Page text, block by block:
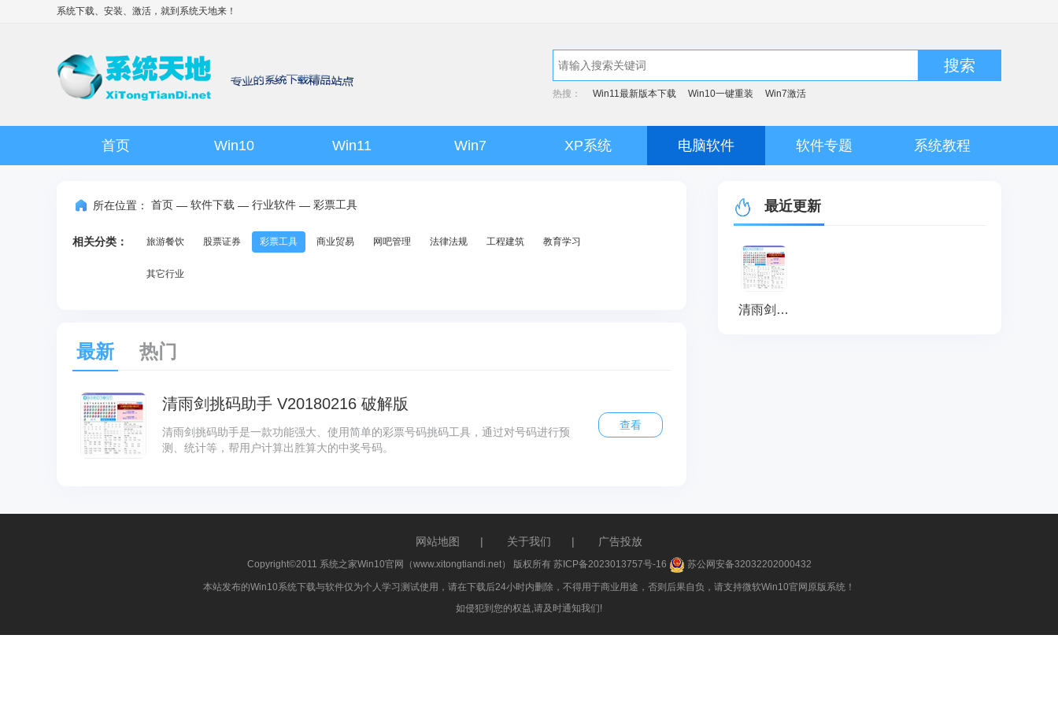
系统下载、安装、激活，就到 系统天地来！
搜索
热搜： Win11最新版本下载 Win10一键重装 Win7激活
首页 Win10 Win11 Win7 XP系统 电脑软件 软件专题 系统教程
所在位置： 首页 — 软件下载 — 行业软件 — 彩票工具
相关分类： 旅游餐饮 股票证券 彩票工具 商业贸易 网吧管理 法律法规 工程建筑 教育学习
其它行业
最新 热门
清雨剑挑码助手 V20180216 破解版
清雨剑挑码助手是一款功能强大、使用简单的彩票号码挑码工具，通过对号码进行预
测、统计等，帮用户计算出胜算大的中奖号码。
查看
最近更新
清雨剑挑码助手 V20180216 破解版
网站地图 | 关于我们 | 广告投放
Copyright©2011 系统之家Win10官网（www.xitongtiandi.net） 版权所有 苏ICP备2023013757号-16 苏公网安备32032202000432
本站发布的Win10系统下载与软件仅为个人学习测试使用，请在下载后24小时内删除，不得用于商业用途，否则后果自负，请支持微软Win10官网原版系统！
如侵犯到您的权益,请及时通知我们!